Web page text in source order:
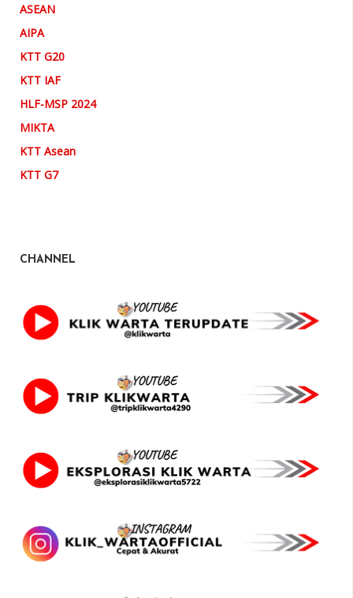
ASEAN
AIPA
KTT G20
KTT IAF
HLF-MSP 2024
MIKTA
KTT Asean
KTT G7
CHANNEL